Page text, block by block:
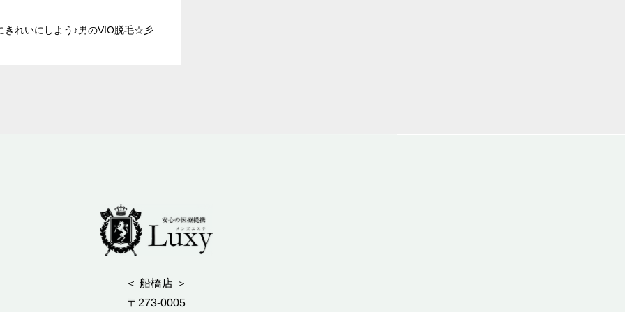
きれいにしよう♪男のVIO脱毛☆彡
＜ 船橋店 ＞
〒273-0005